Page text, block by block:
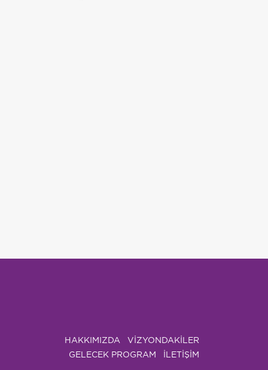
HAKKIMIZDA
VIZYONDAKILER
GELECEK PROGRAM
İLETİŞİM